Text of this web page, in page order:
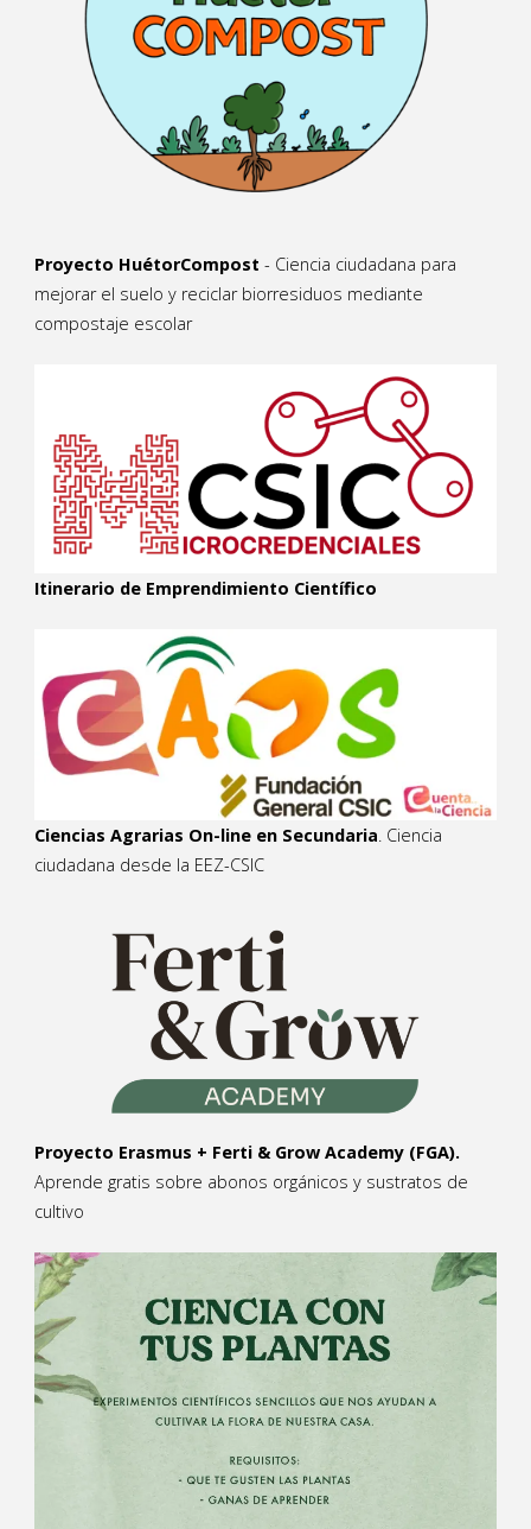
Proyecto HuétorCompost - Ciencia ciudadana para
mejorar el suelo y reciclar biorresiduos mediante
compostaje escolar
Itinerario de Emprendimiento Científico
Ciencias Agrarias On-line en Secundaria. Ciencia
ciudadana desde la EEZ-CSIC
Proyecto Erasmus + Ferti & Grow Academy (FGA).
Aprende gratis sobre abonos orgánicos y sustratos de
cultivo